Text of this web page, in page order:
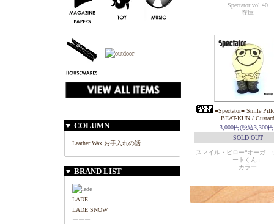
▼ COLUMN
Leather Wax お手入れの話
▼ BRAND LIST
LADE
LADE SNOW
ーーー
Spectator vol.40
在庫
■Spectator■ Smile
BEAT-KUN / Custard
3,000円(税込3,300
SOLD OUT
スマイル・ピロー“オーガニ
ートくん」
カラー